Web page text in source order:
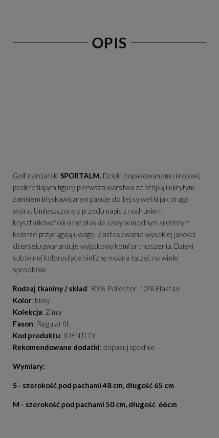
OPIS
Golf narciarskiSPORTALM. Dzięki dopasowanemu krojowi,
podkreślająca figurę pierwsza warstwa ze stójką i ukrytym
zamkiem błyskawicznym pasuje do tej sylwetki jak druga
skóra. Umieszczony z przodu napis z nadrukiem
kryształków/folii oraz płaskie szwy w modnym srebrnym
kolorze przyciągają uwagę. Zastosowanie wysokiej jakości
dżerseju gwarantuje wyjątkowy komfort noszenia. Dzięki
subtelnej kolorystyce bieliznę można łączyć na wiele
sposobów.
Rodzaj tkaniny / skład: 90% Poliester, 10% Elastan
Kolor: biały
Kolekcja: Zima
Fason: Regular fit
Kod produktu: IDENTITY
Rekomendowane dodatki: dopasuj spodnie
Wymiary:
S - szerokość pod pachami 48 cm, długość 65 cm
M - szerokość pod pachami 50 cm, długość 66cm